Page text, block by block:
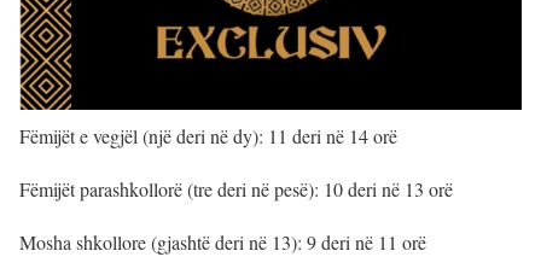
Fëmijët e vegjël (një deri në dy): 11 deri në 14 orë
Fëmijët parashkollorë (tre deri në pesë): 10 deri në 13 orë
Mosha shkollore (gjashtë deri në 13): 9 deri në 11 orë